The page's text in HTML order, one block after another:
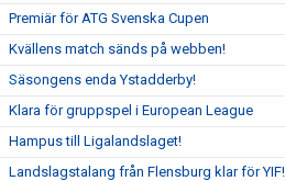
Premiär för ATG Svenska Cupen
Kvällens match sänds på webben!
Säsongens enda Ystadderby!
Klara för gruppspel i European League
Hampus till Ligalandslaget!
Landslagstalang från Flensburg klar för YIF!